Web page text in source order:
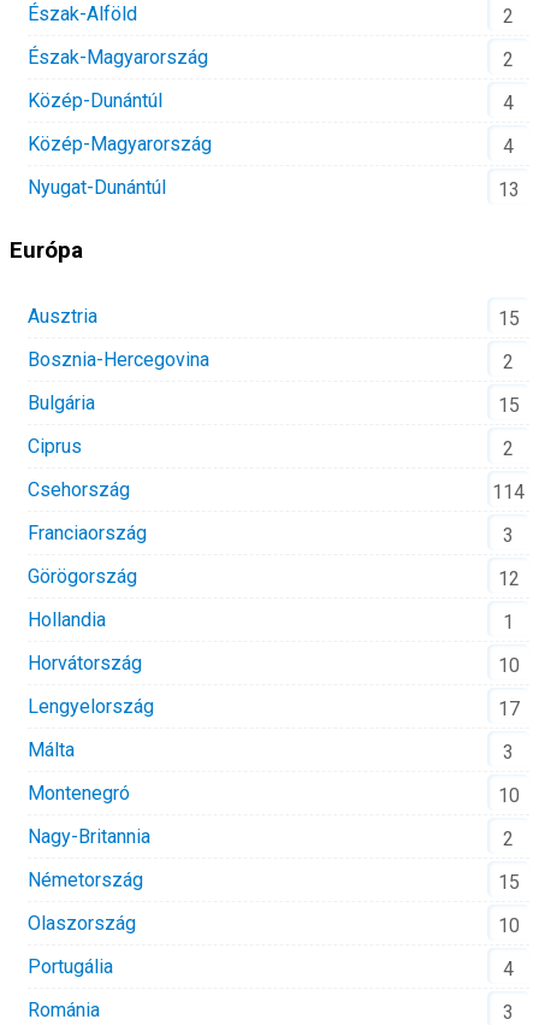
Észak-Alföld
2
Észak-Magyarország
2
Közép-Dunántúl
4
Közép-Magyarország
4
Nyugat-Dunántúl
13
Európa
Ausztria
15
Bosznia-Hercegovina
2
Bulgária
15
Ciprus
2
Csehország
114
Franciaország
3
Görögország
12
Hollandia
1
Horvátország
10
Lengyelország
17
Málta
3
Montenegró
10
Nagy-Britannia
2
Németország
15
Olaszország
10
Portugália
4
Románia
3